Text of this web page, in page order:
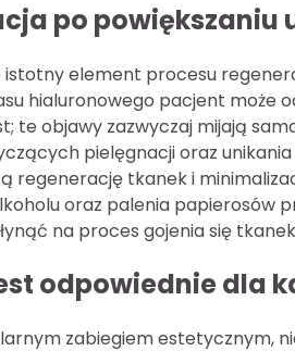
po powiększaniu
istotny element procesu
hialuronowego pacjent może
te objawy zazwyczaj mijają
pielęgnacji oraz
regenerację tkanek i
oraz palenia papierosów
na proces gojenia się
odpowiednie dla
zabiegiem estetycznym,